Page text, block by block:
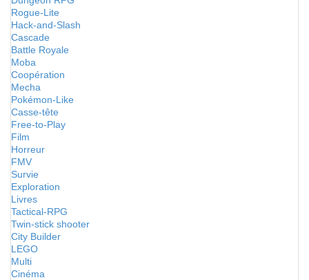
Rogue-Lite
Hack-and-Slash
Cascade
Battle Royale
Moba
Coopération
Mecha
Pokémon-Like
Casse-tête
Free-to-Play
Film
Horreur
FMV
Survie
Exploration
Livres
Tactical-RPG
Twin-stick shooter
City Builder
LEGO
Multi
Cinéma